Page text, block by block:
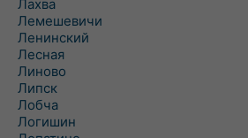
Лахва
Лемешевичи
Ленинский
Лесная
Линово
Липск
Лобча
Логишин